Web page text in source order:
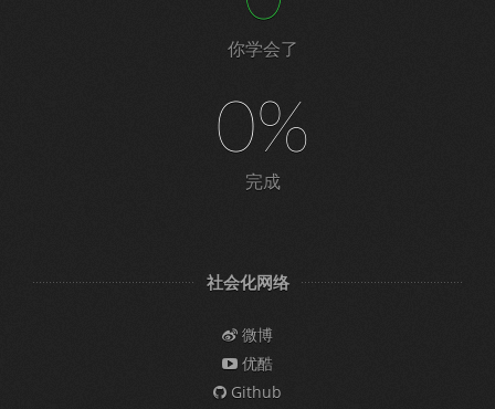
你学会了
0%
完成
社会化网络
微博
优酷
Github